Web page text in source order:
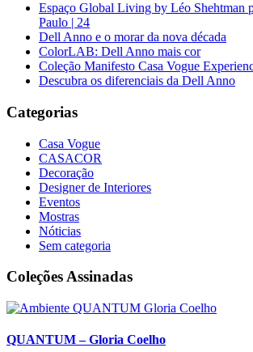
Espaço Global Living by Léo Shehtman
Paulo | 24
Dell Anno e o morar da nova década
ColorLAB: Dell Anno mais cor
Coleção Manifesto Casa Vogue
Descubra os diferenciais da Dell Anno
Categorias
Casa Vogue
CASACOR
Decoração
Designer de Interiores
Eventos
Mostras
Nóticias
Sem categoria
Coleções Assinadas
QUANTUM – Gloria Coelho